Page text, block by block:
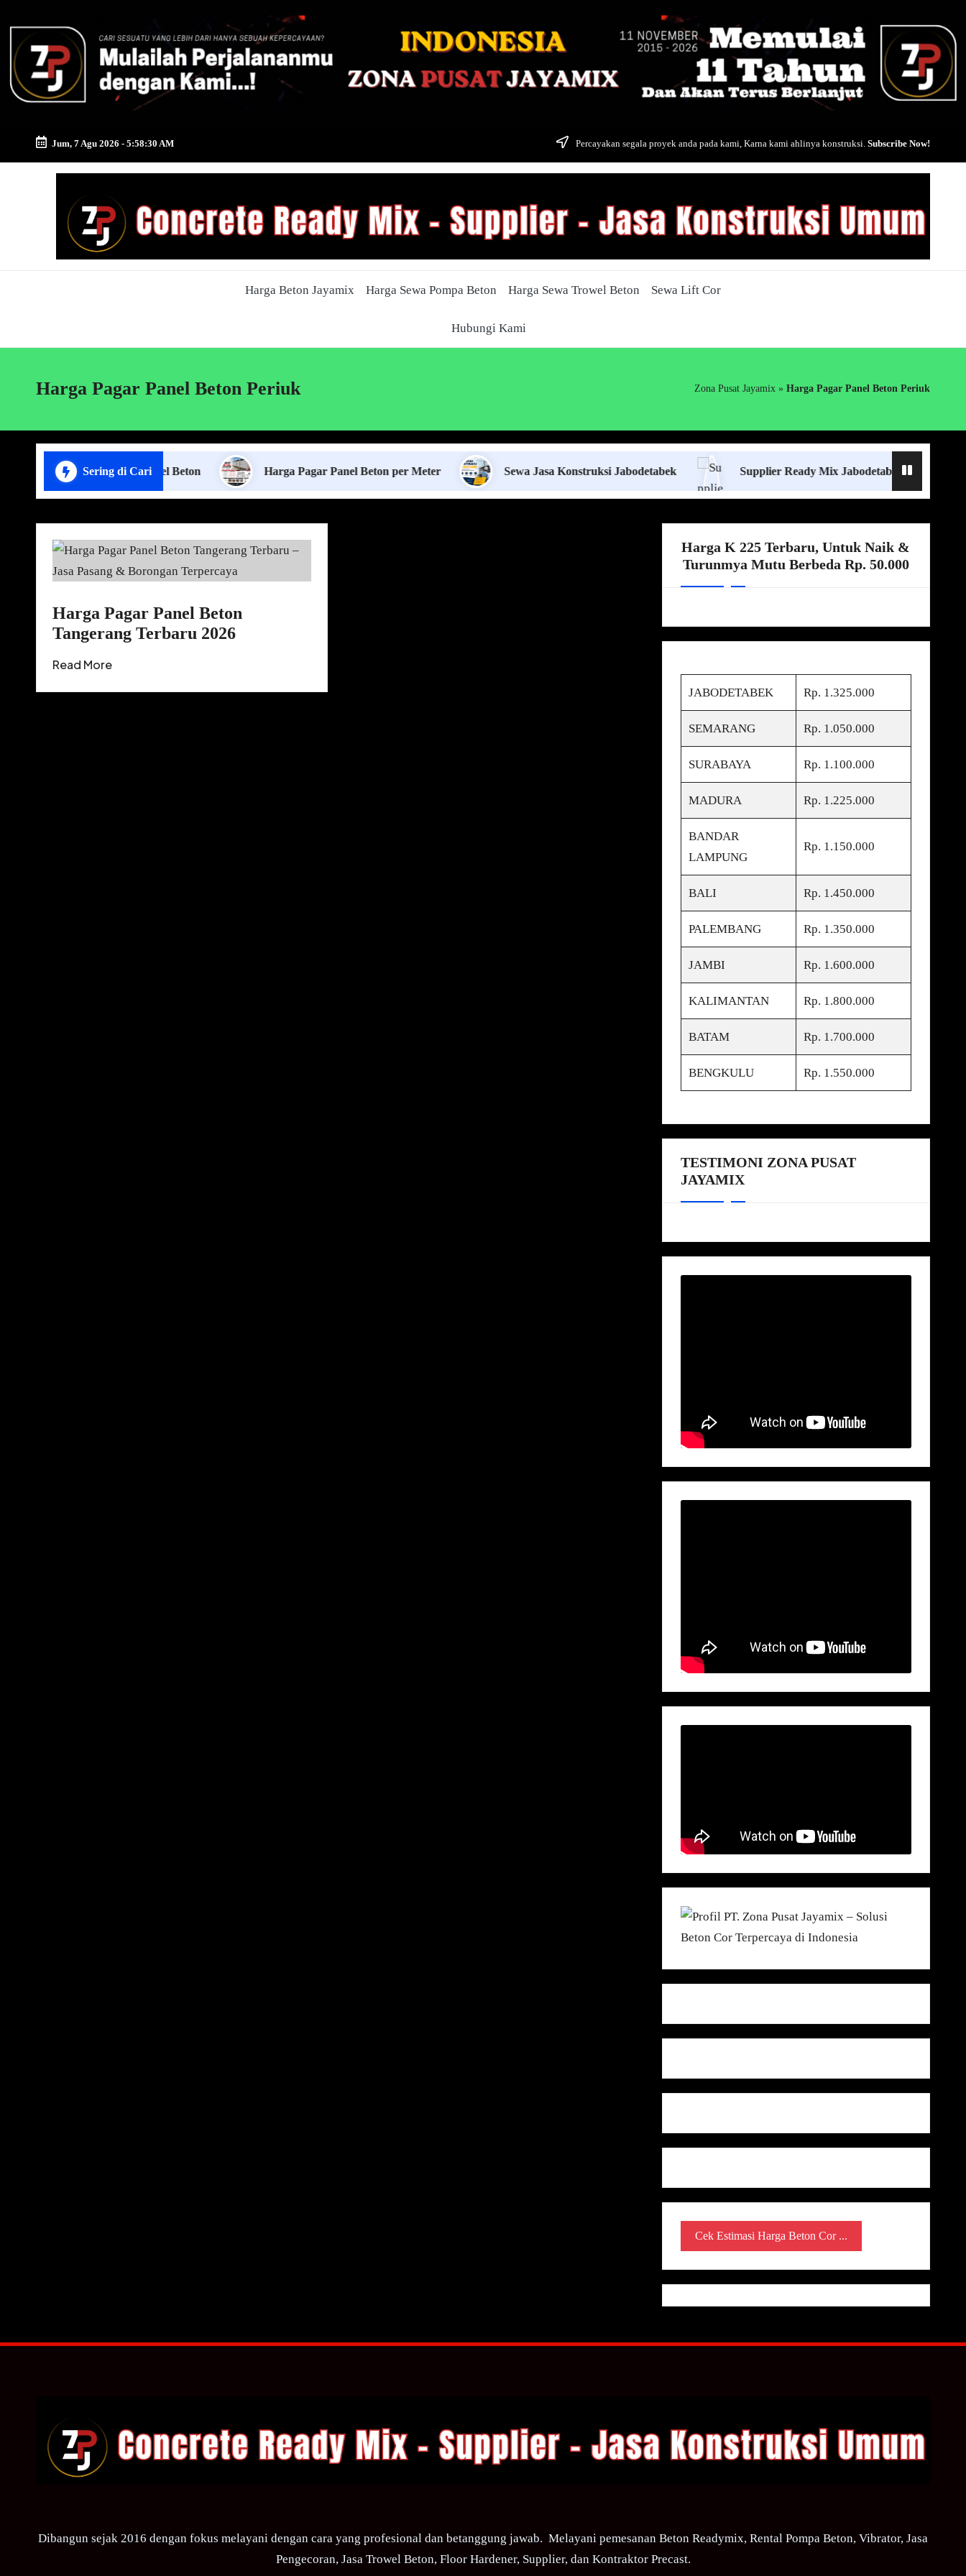
content
Jum, 7 Agu 2026 - 5:58:31 AM Percayakan segala proyek anda pada kami, Karna kami ahlinya konstruksi. Subscribe Now!
Harga Beton Jayamix Harga Sewa Pompa Beton Harga Sewa Trowel Beton Sewa Lift Cor
Hubungi Kami
Harga Pagar Panel Beton Periuk Zona Pusat Jayamix » Harga Pagar Panel Beton Periuk
Sering di Cari
Pasang Pagar Panel Beton Harga Pagar Panel Beton per Meter Sewa Jasa Konstruksi Jabodetabek Supplier Ready Mix Jabodetabek
Harga Pagar Panel Beton
Tangerang Terbaru 2026
Read More
Harga K 225 Terbaru, Untuk Naik &
Turunmya Mutu Berbeda Rp. 50.000
JABODETABEK Rp. 1.325.000
SEMARANG Rp. 1.050.000
SURABAYA Rp. 1.100.000
MADURA Rp. 1.225.000
BANDAR
LAMPUNG
Rp. 1.150.000
BALI Rp. 1.450.000
PALEMBANG Rp. 1.350.000
JAMBI Rp. 1.600.000
KALIMANTAN Rp. 1.800.000
BATAM Rp. 1.700.000
BENGKULU Rp. 1.550.000
TESTIMONI ZONA PUSAT
JAYAMIX
Cek Estimasi Harga Beton Cor ...
Dibangun sejak 2016 dengan fokus melayani dengan cara yang profesional dan betanggung jawab. Melayani pemesanan Beton Readymix, Rental Pompa Beton, Vibrator, Jasa
Pengecoran, Jasa Trowel Beton, Floor Hardener, Supplier, dan Kontraktor Precast.